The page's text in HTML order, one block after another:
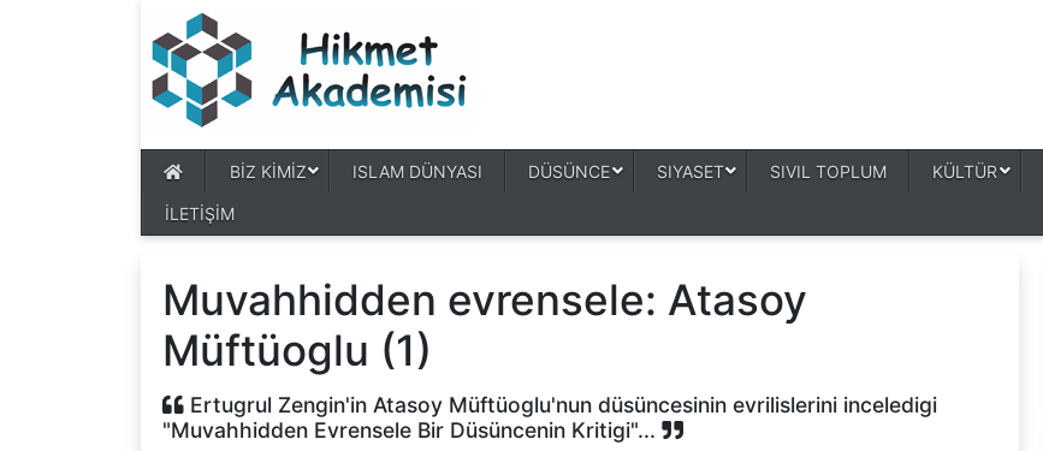
BİZ KİMİZ ISLAM DÜNYASI DÜSÜNCE SIYASET SIVIL TOPLUM KÜLTÜR
İLETİŞİM
Muvahhidden evrensele: Atasoy
Müftüoglu (1)
Ertugrul Zengin'in Atasoy Müftüoglu'nun düsüncesinin evrilislerini inceledigi
"Muvahhidden Evrensele Bir Düsüncenin Kritigi"...